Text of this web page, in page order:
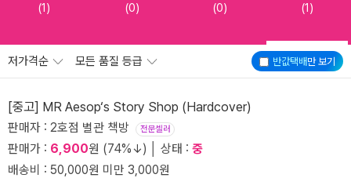
(1) (0) (0) (1)
반값택배만 보기
저가격순 모든 품질 등급
[중고] MR Aesop‘s Story Shop (Hardcover)
판매자 : 2호점 별관 책방 전문셀러
판매가 : 6,900원 (74%↓) │ 상태 : 중
배송비 : 50,000원 미만 3,000원